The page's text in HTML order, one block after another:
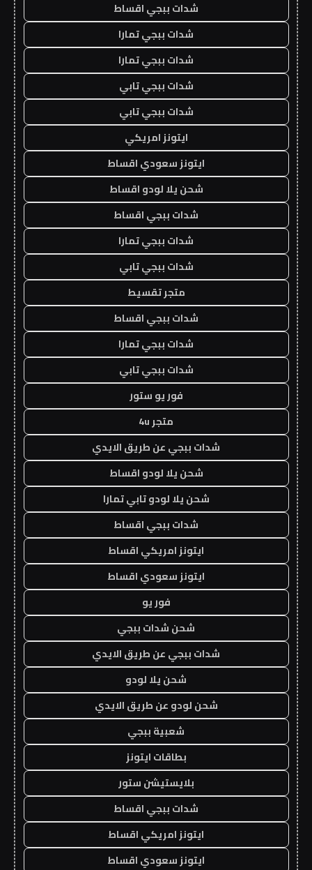
شدات ببجي اقساط
شدات ببجي تمارا
شدات ببجي تمارا
شدات ببجي تابي
شدات ببجي تابي
ايتونز امريكي
ايتونز سعودي اقساط
شحن يلا لودو اقساط
شدات ببجي اقساط
شدات ببجي تمارا
شدات ببجي تابي
متجر تقسيط
شدات ببجي اقساط
شدات ببجي تمارا
شدات ببجي تابي
فور يو ستور
متجر 4u
شدات ببجي عن طريق الايدي
شحن يلا لودو اقساط
شحن يلا لودو تابي تمارا
شدات ببجي اقساط
ايتونز امريكي اقساط
ايتونز سعودي اقساط
فور يو
شحن شدات ببجي
شدات ببجي عن طريق الايدي
شحن يلا لودو
شحن لودو عن طريق الايدي
شعبية ببجي
بطاقات ايتونز
بلايستيشن ستور
شدات ببجي اقساط
ايتونز امريكي اقساط
ايتونز سعودي اقساط